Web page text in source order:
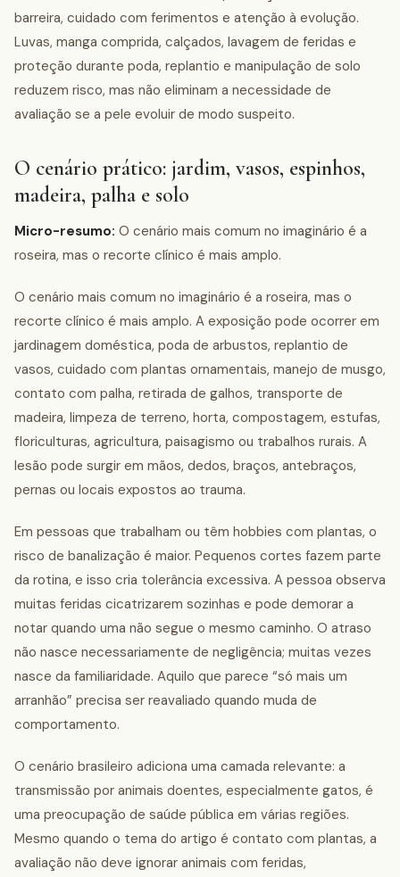
barreira, cuidado com ferimentos e atenção à evolução.
Luvas, manga comprida, calçados, lavagem de feridas e
proteção durante poda, replantio e manipulação de solo
reduzem risco, mas não eliminam a necessidade de
avaliação se a pele evoluir de modo suspeito.
O cenário prático: jardim, vasos, espinhos,
madeira, palha e solo
Micro-resumo: O cenário mais comum no imaginário é a
roseira, mas o recorte clínico é mais amplo.
O cenário mais comum no imaginário é a roseira, mas o
recorte clínico é mais amplo. A exposição pode ocorrer em
jardinagem doméstica, poda de arbustos, replantio de
vasos, cuidado com plantas ornamentais, manejo de musgo,
contato com palha, retirada de galhos, transporte de
madeira, limpeza de terreno, horta, compostagem, estufas,
floriculturas, agricultura, paisagismo ou trabalhos rurais. A
lesão pode surgir em mãos, dedos, braços, antebraços,
pernas ou locais expostos ao trauma.
Em pessoas que trabalham ou têm hobbies com plantas, o
risco de banalização é maior. Pequenos cortes fazem parte
da rotina, e isso cria tolerância excessiva. A pessoa observa
muitas feridas cicatrizarem sozinhas e pode demorar a
notar quando uma não segue o mesmo caminho. O atraso
não nasce necessariamente de negligência; muitas vezes
nasce da familiaridade. Aquilo que parece “só mais um
arranhão” precisa ser reavaliado quando muda de
comportamento.
O cenário brasileiro adiciona uma camada relevante: a
transmissão por animais doentes, especialmente gatos, é
uma preocupação de saúde pública em várias regiões.
Mesmo quando o tema do artigo é contato com plantas, a
avaliação não deve ignorar animais com feridas,